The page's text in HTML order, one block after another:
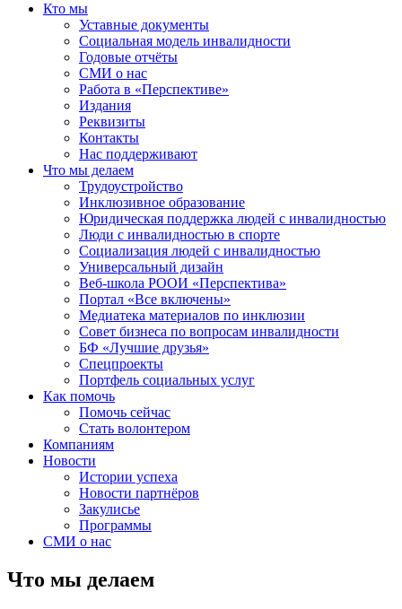
Кто мы
Уставные документы
Социальная модель инвалидности
Годовые отчёты
СМИ о нас
Работа в «Перспективе»
Издания
Реквизиты
Контакты
Нас поддерживают
Что мы делаем
Трудоустройство
Инклюзивное образование
Юридическая поддержка людей с инвалидностью
Люди с инвалидностью в спорте
Социализация людей с инвалидностью
Универсальный дизайн
Веб-школа РООИ «Перспектива»
Портал «Все включены»
Медиатека материалов по инклюзии
Совет бизнеса по вопросам инвалидности
БФ «Лучшие друзья»
Спецпроекты
Портфель социальных услуг
Как помочь
Помочь сейчас
Стать волонтером
Компаниям
Новости
Истории успеха
Новости партнёров
Закулисье
Программы
СМИ о нас
Что мы делаем